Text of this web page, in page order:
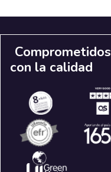
Comprometidos
con la calidad